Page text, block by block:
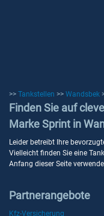
>> Tankstellen >> Wandsbek
Finden Sie auf
Marke Sprint in
Leider betreibt Ihre
Vielleicht finden Sie eine
Anfang dieser Seite
Partnerangebote
Kfz-Versicherung